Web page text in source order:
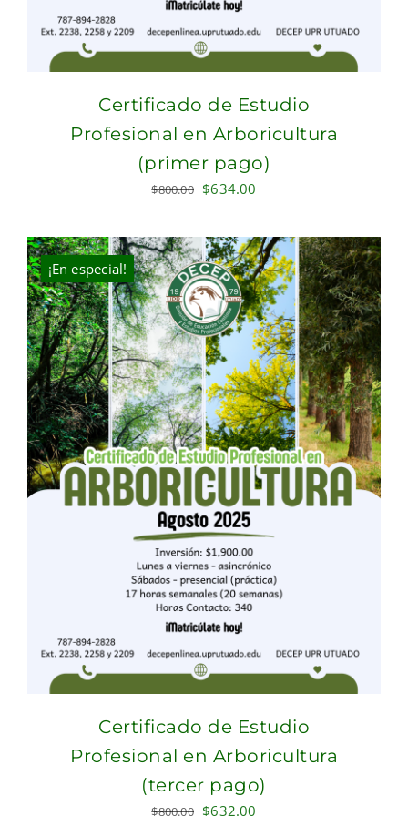
Certificado de Estudio
Profesional en Arboricultura
(primer pago)
$800.00 Original
was:
$800.00.
$634.00
is:
$634.00.
¡En especial!
Certificado de Estudio
Profesional en Arboricultura
(tercer pago)
$800.00 Original
$632.00